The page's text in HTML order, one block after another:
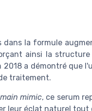
dans la formule
ainsi la structure
2018 a démontré que
traitement.
mimic, ce serum
leur éclat naturel tout